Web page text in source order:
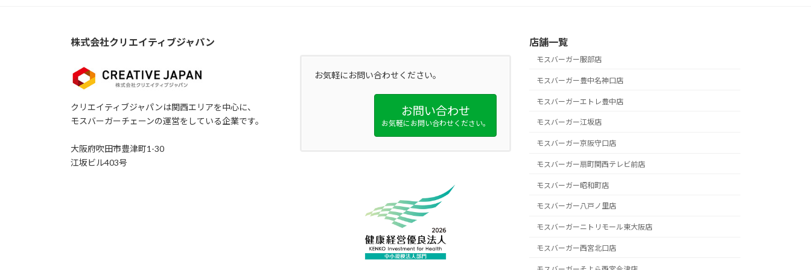
株式会社クリエイティブジャパン
クリエイティブジャパンは関西エリアを中心に、
モスバーガーチェーンの運営をしている企業です。
大阪府吹田市豊津町1-30
江坂ビル403号
お気軽にお問い合わせください。
お問い合わせ
お気軽にお問い合わせください。
店舗一覧
モスバーガー服部店
モスバーガー豊中名神口店
モスバーガーエトレ豊中店
モスバーガー江坂店
モスバーガー京阪守口店
モスバーガー扇町関西テレビ前店
モスバーガー昭和町店
モスバーガー八戸ノ里店
モスバーガーニトリモール東大阪店
モスバーガー西宮北口店